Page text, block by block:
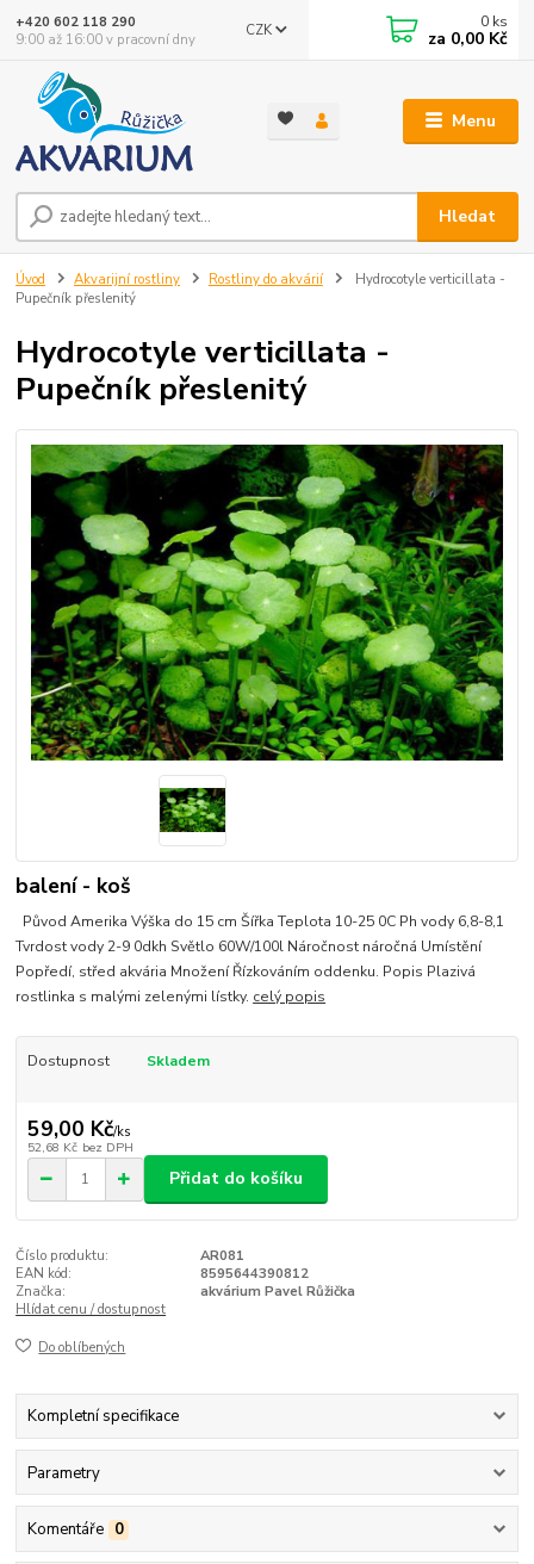
Menu
CZK
Hledat
+420 602 118 290
9:00 až 16:00 v pracovní dny
0 ks
za 0,00 Kč
Úvod Akvarijní rostliny Rostliny do akvárií
Hydrocotyle verticillata -
Pupečník přeslenitý
Hydrocotyle verticillata -
Pupečník přeslenitý
balení - koš
Původ Amerika Výška do 15 cm Šířka Teplota 10-25 0C Ph vody 6,8-8,1
Tvrdost vody 2-9 0dkh Světlo 60W/100l Náročnost náročná Umístění
Popředí, střed akvária Množení Řízkováním oddenku. Popis Plazivá
rostlinka s malými zelenými lístky. celý popis
Dostupnost Skladem
59,00 Kč/ks
52,68 Kč bez DPH
Přidat do košíku
Číslo produktu:
AR081
EAN kód:
8595644390812
Značka:
akvárium Pavel Růžička
Hlídat cenu / dostupnost
Do oblíbených
Kompletní specifikace
Parametry
Komentáře 0